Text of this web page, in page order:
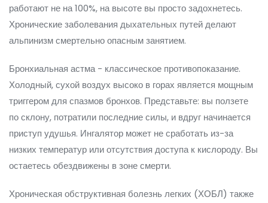
работают не на 100%, на высоте вы просто задохнетесь.
Хронические заболевания дыхательных путей делают
альпинизм смертельно опасным занятием.
Бронхиальная астма - классическое противопоказание.
Холодный, сухой воздух высоко в горах является мощным
триггером для спазмов бронхов. Представьте: вы ползете
по склону, потратили последние силы, и вдруг начинается
приступ удушья. Ингалятор может не сработать из-за
низких температур или отсутствия доступа к кислороду. Вы
остаетесь обездвижены в зоне смерти.
Хроническая обструктивная болезнь легких (ХОБЛ) также